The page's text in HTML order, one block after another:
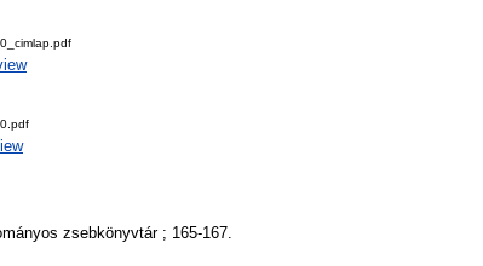
zsebkönyvtár ; 165-167.